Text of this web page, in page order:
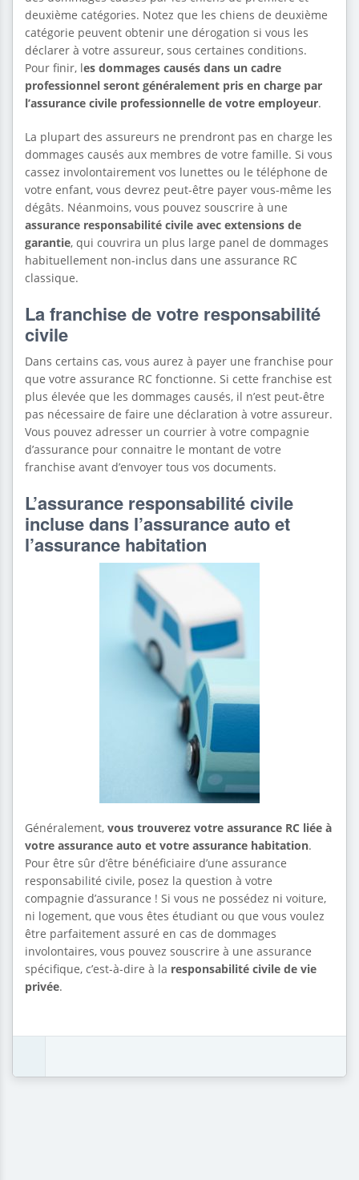
deuxième catégories. Notez que les chiens de deuxième
catégorie peuvent obtenir une dérogation si vous les
déclarer à votre assureur, sous certaines conditions.
Pour finir, les dommages causés dans un cadre
professionnel seront généralement pris en charge par
l’assurance civile professionnelle de votre employeur.
La plupart des assureurs ne prendront pas en charge les
dommages causés aux membres de votre famille. Si vous
cassez involontairement vos lunettes ou le téléphone de
votre enfant, vous devrez peut-être payer vous-même les
dégâts. Néanmoins, vous pouvez souscrire à une
assurance responsabilité civile avec extensions de
garantie, qui couvrira un plus large panel de dommages
habituellement non-inclus dans une assurance RC
classique.
La franchise de votre responsabilité
civile
Dans certains cas, vous aurez à payer une franchise pour
que votre assurance RC fonctionne. Si cette franchise est
plus élevée que les dommages causés, il n’est peut-être
pas nécessaire de faire une déclaration à votre assureur.
Vous pouvez adresser un courrier à votre compagnie
d’assurance pour connaitre le montant de votre
franchise avant d’envoyer tous vos documents.
L’assurance responsabilité civile
incluse dans l’assurance auto et
l’assurance habitation
Généralement, vous trouverez votre assurance RC liée à
votre assurance auto et votre assurance habitation.
Pour être sûr d’être bénéficiaire d’une assurance
responsabilité civile, posez la question à votre
compagnie d’assurance ! Si vous ne possédez ni voiture,
ni logement, que vous êtes étudiant ou que vous voulez
être parfaitement assuré en cas de dommages
involontaires, vous pouvez souscrire à une assurance
spécifique, c’est-à-dire à la responsabilité civile de vie
privée.